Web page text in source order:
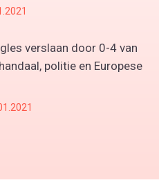
verslaan door 0-4 van
politie en Europese